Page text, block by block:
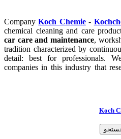
CompanyKoch Chemie-
chemical cleaning and care
car care and maintenance,
tradition characterized by
detail: best for professionals.
companies in this industry that
Koch